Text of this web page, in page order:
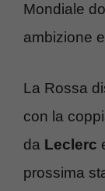
Mondiale
ambizione
La Rossa
con la
da Leclerc
prossima